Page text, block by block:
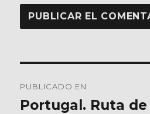
de
PUBLICADO EN
Portugal. Ruta